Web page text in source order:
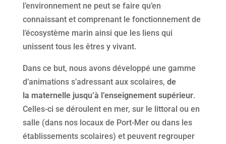
l’environnement ne peut se faire qu’en
connaissant et comprenant le fonctionnement de
l’écosystème marin ainsi que les liens qui
unissent tous les êtres y vivant.
Dans ce but, nous avons développé une gamme
d’animations s’adressant aux scolaires, de
la maternelle jusqu’à l’enseignement supérieur.
Celles-ci se déroulent en mer, sur le littoral ou en
salle (dans nos locaux de Port-Mer ou dans les
établissements scolaires) et peuvent regrouper